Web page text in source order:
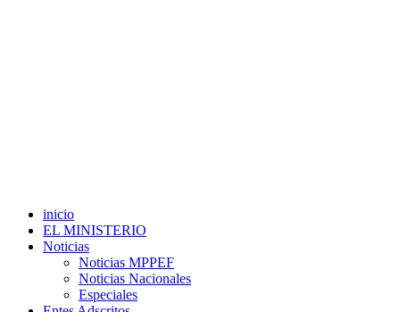
inicio
EL MINISTERIO
Noticias
Noticias MPPEF
Noticias Nacionales
Especiales